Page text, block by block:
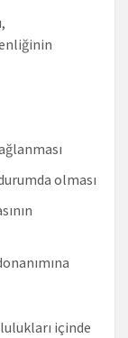
olması
içinde